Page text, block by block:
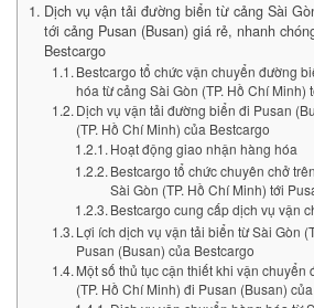
Dịch vụ vận tải đường biển từ cảng Sài
tới cảng Pusan (Busan) giá rẻ, nhanh
Bestcargo
Bestcargo tổ chức vận chuyển đường
hóa từ cảng Sài Gòn (TP. Hồ Chí Minh)
Dịch vụ vận tải đường biển đi Pusan
(TP. Hồ Chí Minh) của Bestcargo
Hoạt động giao nhận hàng hóa
Bestcargo tổ chức chuyên chở
Sài Gòn (TP. Hồ Chí Minh) tới
Bestcargo cung cấp dịch vụ vận
Lợi ích dịch vụ vận tải biển từ Sài Gòn
Pusan (Busan) của Bestcargo
Một số thủ tục cận thiết khi vận chuyển
(TP. Hồ Chí Minh) đi Pusan (Busan)